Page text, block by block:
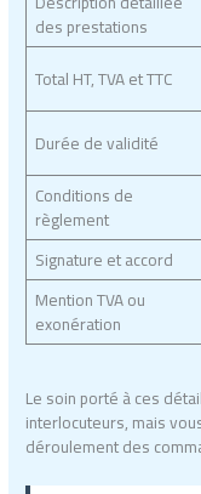
des prestations
Total HT, TVA et TTC
Durée de validité
Conditions de
règlement
Signature et accord
Mention TVA ou
exonération
Le soin porté à ces
interlocuteurs, mais
déroulement des